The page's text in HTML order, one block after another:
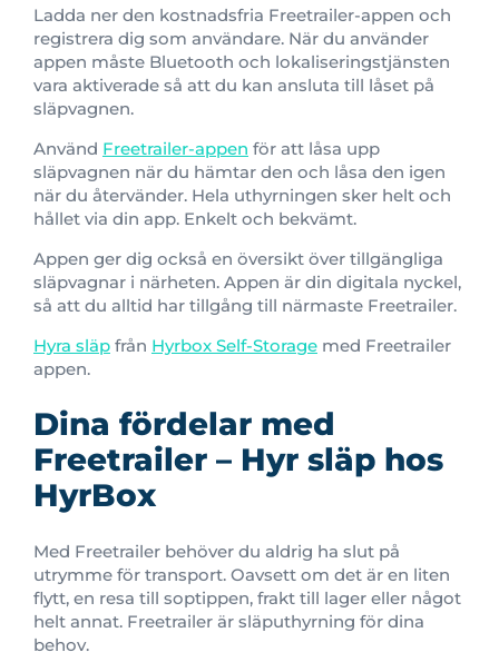
Ladda ner den kostnadsfria Freetrailer-appen och
registrera dig som användare. När du använder
appen måste Bluetooth och lokaliseringstjänsten
vara aktiverade så att du kan ansluta till låset på
släpvagnen.
Använd Freetrailer-appen för att låsa upp
släpvagnen när du hämtar den och låsa den igen
när du återvänder. Hela uthyrningen sker helt och
hållet via din app. Enkelt och bekvämt.
Appen ger dig också en översikt över tillgängliga
släpvagnar i närheten. Appen är din digitala nyckel,
så att du alltid har tillgång till närmaste Freetrailer.
Hyra släp från Hyrbox Self-Storage med Freetrailer
appen.
Dina fördelar med
Freetrailer – Hyr släp hos
HyrBox
Med Freetrailer behöver du aldrig ha slut på
utrymme för transport. Oavsett om det är en liten
flytt, en resa till soptippen, frakt till lager eller något
helt annat. Freetrailer är släputhyrning för dina
behov.